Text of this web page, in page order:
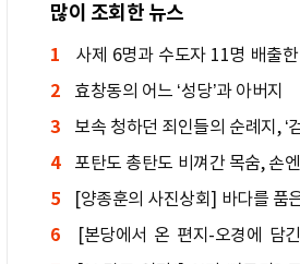
많이 조회한 뉴스
1
사제 6명과 수도자 11명 배출
람
2 효창동의 어느 ‘성당’과 아버지
3
보속 청하던 죄인들의 순례지, ‘
상’ 기적 간직한 성지
4
포탄도 총탄도 비껴간 목숨, 손
를 쥐고 있었다
5
[양종훈의 사진상회] 바다를 품
리
6
[본당에서 온 편지-오경에 담